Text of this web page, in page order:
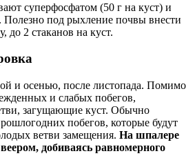
суперфосфатом (50 г на куст) и
Полезно под рыхление почвы внести
до 2 стаканов на куст.
и осенью, после листопада. Помимо
и слабых побегов,
загущающие куст. Обычно
побегов, которые будут
ветви замещения. На шпалере
добиваясь равномерного